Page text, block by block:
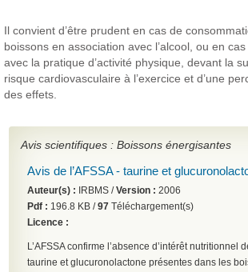
Il convient d’être prudent en cas de
boissons en association avec l’alcool, ou en cas
avec la pratique d’activité physique, devant la
risque cardiovasculaire à l’exercice et d’une
des effets.
Avis scientifiques : Boissons énergisantes
Avis de l’AFSSA - taurine et
Auteur(s) : IRBMS /Version : 2006
Pdf : 196.8 KB /97 Téléchargement(s)
Licence :
L’AFSSA confirme l’absence d’intérêt nutritionnel
taurine et glucuronolactone présentes dans les